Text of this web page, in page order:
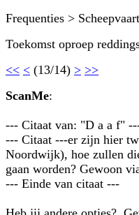
Frequenties > Scheepvaart
Toekomst oproep
<< < (13/14) > >>
ScanMe:
--- Citaat van: "D a a f"
--- Citaat ---er zijn hier
Noordwijk), hoe zullen
gaan worden? Gewoon
--- Einde van citaat ---